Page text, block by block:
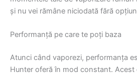
și nu vei rămâne niciodată fără
Performanță pe care te poți baza
Atunci când vaporezi, performanța
Hunter oferă în mod constant. Acest